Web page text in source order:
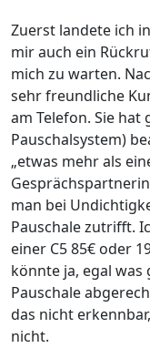
Zuerst landete ich
mir auch ein
mich zu warten.
sehr freundliche
am Telefon. Sie hat
Pauschalsystem)
„etwas mehr als
man bei
Pauschale zutrifft.
einer C5 85€ oder
könnte ja, egal
Pauschale
das nicht
nicht.